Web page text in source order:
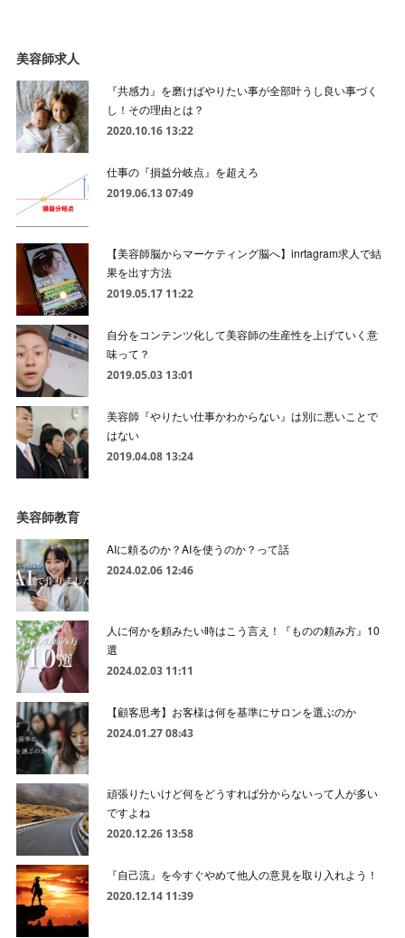
美容師求人
『共感力』を磨けばやりたい事が全部叶うし良い事づく
し！その理由とは？
2020.10.16 13:22
仕事の『損益分岐点』を超えろ
2019.06.13 07:49
【美容師脳からマーケティング脳へ】inrtagram求人で結
果を出す方法
2019.05.17 11:22
自分をコンテンツ化して美容師の生産性を上げていく意
味って？
2019.05.03 13:01
美容師『やりたい仕事かわからない』は別に悪いことで
はない
2019.04.08 13:24
美容師教育
AIに頼るのか？AIを使うのか？って話
2024.02.06 12:46
人に何かを頼みたい時はこう言え！『ものの頼み方』10
選
2024.02.03 11:11
【顧客思考】お客様は何を基準にサロンを選ぶのか
2024.01.27 08:43
頑張りたいけど何をどうすれば分からないって人が多い
ですよね
2020.12.26 13:58
『自己流』を今すぐやめて他人の意見を取り入れよう！
2020.12.14 11:39